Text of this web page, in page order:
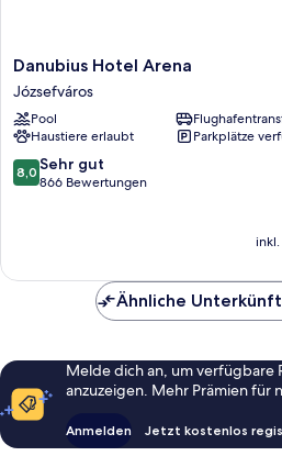
Danubius
Hotel
Arena
Józsefváros
Danubius Hotel Arena
Józsefváros
Pool
Haustiere erlaubt
Parkplätze
8.0
von
Bewertungen
8,0 Sehr gut
866 Bewertungen
Ähnliche
Melde dich an, um verfügbare
anzuzeigen. Mehr Prämien für
Anmelden Jetzt kostenlos